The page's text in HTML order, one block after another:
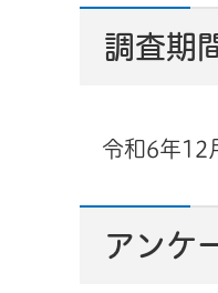
調査期
令和6年12
アンケ